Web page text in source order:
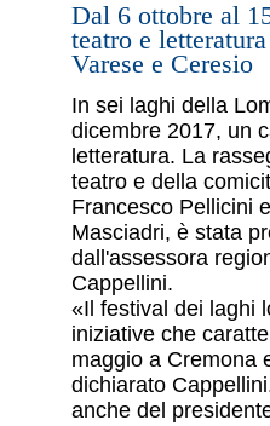
Dal 6 ottobre al
teatro e
Varese e Ceresio
In sei laghi della
dicembre 2017, un
letteratura. La
teatro e della
Francesco Pellicini
Masciadri, è stata
dall'assessora
Cappellini.
«Il festival dei laghi
iniziative che
maggio a Cremona
dichiarato
anche del